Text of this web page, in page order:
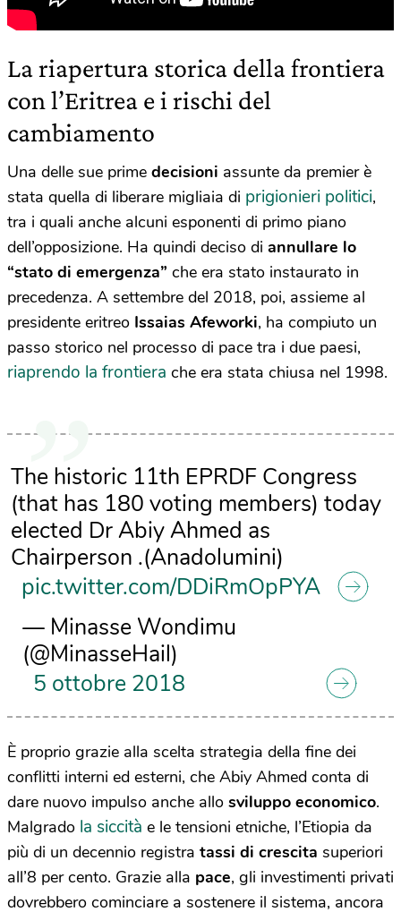
La riapertura storica della frontiera
con l’Eritrea e i rischi del
cambiamento
Una delle sue prime decisioni assunte da premier è
stata quella di liberare migliaia di prigionieri politici,
tra i quali anche alcuni esponenti di primo piano
dell’opposizione. Ha quindi deciso di annullare lo
“stato di emergenza” che era stato instaurato in
precedenza. A settembre del 2018, poi, assieme al
presidente eritreo Issaias Afeworki, ha compiuto un
passo storico nel processo di pace tra i due paesi,
riaprendo la frontiera che era stata chiusa nel 1998.
The historic 11th EPRDF Congress
(that has 180 voting members) today
elected Dr Abiy Ahmed as
Chairperson .(Anadolumini)
pic.twitter.com/DDiRmOpPYA
— Minasse Wondimu
(@MinasseHail)
5 ottobre 2018
È proprio grazie alla scelta strategia della fine dei
conflitti interni ed esterni, che Abiy Ahmed conta di
dare nuovo impulso anche allo sviluppo economico.
Malgrado la siccità e le tensioni etniche, l’Etiopia da
più di un decennio registra tassi di crescita superiori
all’8 per cento. Grazie alla pace, gli investimenti privati
dovrebbero cominciare a sostenere il sistema, ancora